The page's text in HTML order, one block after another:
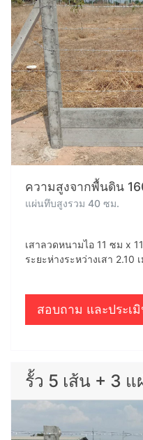
ความสูงจากพื้นดิน
แผ่นทึบสูงรวม 40 ซม.
เสาลวดหนามไอ 11 ซม x
ระยะห่างระหว่างเสา
สอบถาม และประเ
รั้ว 5 เส้น + 3